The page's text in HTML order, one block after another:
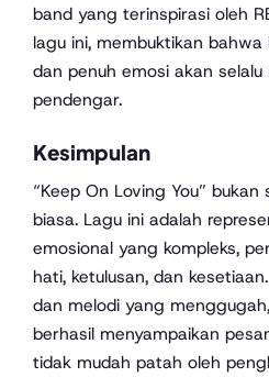
band yang terinspirasi oleh
lagu ini, membuktikan
dan penuh emosi akan
pendengar.
Kesimpulan
“Keep On Loving You”
biasa. Lagu ini adalah
emosional yang kompleks,
hati, ketulusan, dan
dan melodi yang
berhasil menyampaikan
tidak mudah patah oleh